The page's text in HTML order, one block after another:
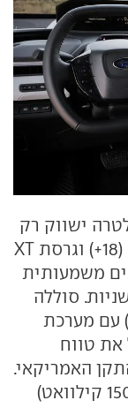
ישווק רק
בגרסאות כפולות הנעה, עם 233 כ"ס (18+) וגרסת XT
משמעותית
זינוק ל-100 קמ"ש בפחות מ-5 שניות. סוללה
גדולה יותר (74.7 קוט"ש לעומת 72.8) עם מערכת
את טווח
ק"מ על פי התקן האמריקאי.
הטעינה המהירה נותרה ללא שינוי (150 קילוואט)